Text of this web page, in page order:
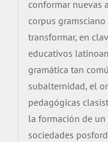
conformar nuevas
corpus
transformar, en
educativos
gramática tan
subalternidad, el
pedagógicas
la formación de
sociedades